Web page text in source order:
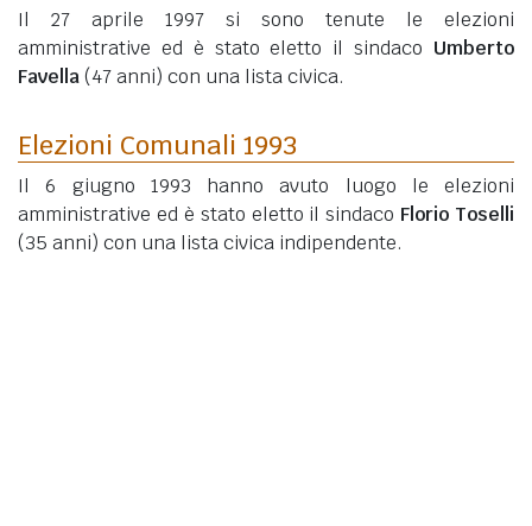
Il 27 aprile 1997 si sono tenute le elezioni
amministrative ed è stato eletto il sindaco Umberto
Favella(47 anni) con una lista civica.
Elezioni Comunali 1993
Il 6 giugno 1993 hanno avuto luogo le elezioni
amministrative ed è stato eletto il sindaco Florio Toselli
(35 anni) con una lista civica indipendente.